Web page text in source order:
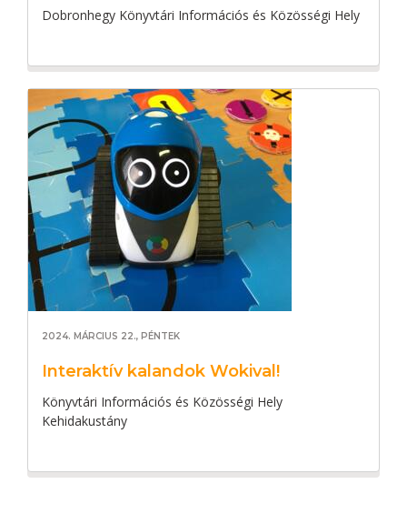
Dobronhegy Könyvtári Információs és Közösségi Hely
2024. MÁRCIUS 22., PÉNTEK
Interaktív kalandok Wokival!
Könyvtári Információs és Közösségi Hely
Kehidakustány